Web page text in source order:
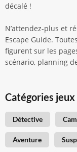
décalé !
N’attendez-plus et
Escape Guide.
figurent sur les
scénario, planning
Catégories jeux
Détective
Aventure